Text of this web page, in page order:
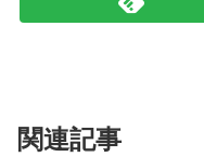
関連記事